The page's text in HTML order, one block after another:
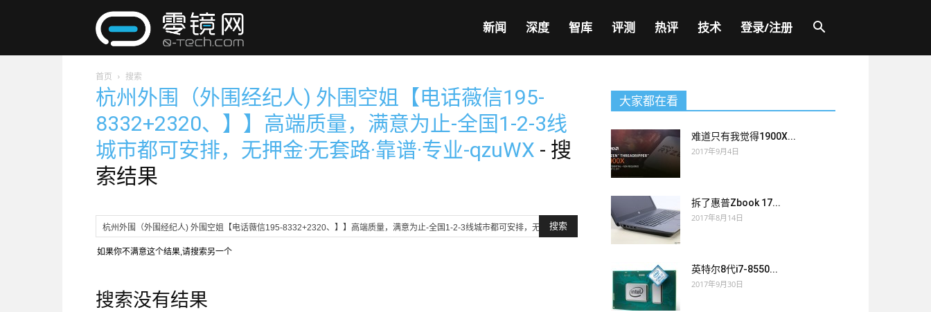
网
新闻 深度 智库 评测 热评 技术 登录/注册
首页 搜索
杭州外围（外围经纪人) 外围空姐【电话薇信195-
8332+2320、】】高端质量，满意为止-全国1-2-3线
城市都可安排，无押金·无套路·靠谱·专业-qzuWX - 搜
索结果
如果你不满意这个结果,请搜索另一个
搜索没有结果
大家都在看
难道只有我觉得1900X...
2017年9月4日
拆了惠普Zbook 17...
2017年8月14日
英特尔8代i7-8550...
2017年9月30日